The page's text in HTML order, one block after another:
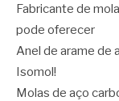
Fabricante de
pode oferecer
Anel de arame de
Isomol!
Molas de aço